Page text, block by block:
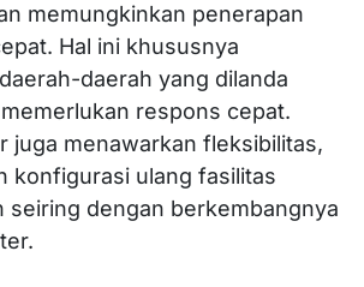
memungkinkan penerapan
Hal ini khususnya
daerah yang dilanda
respons cepat.
juga menawarkan fleksibilitas,
konfigurasi ulang fasilitas
seiring dengan berkembangnya